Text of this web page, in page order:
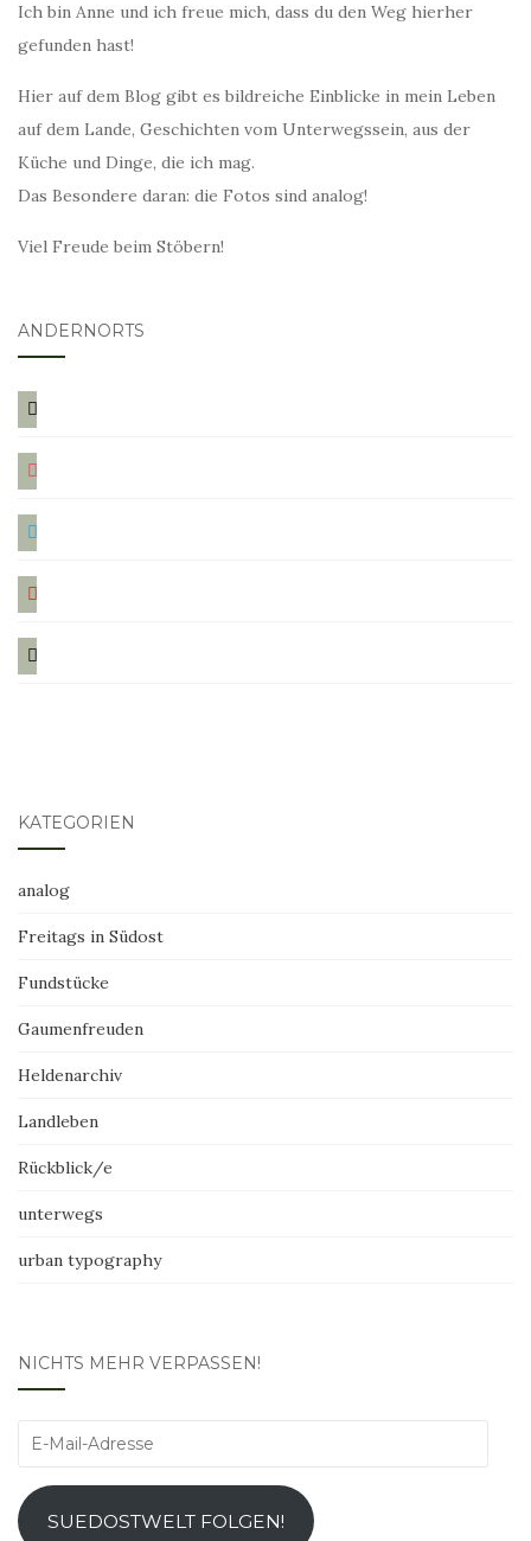
Ich bin Anne und ich freue mich, dass du den Weg hierher
gefunden hast!
Hier auf dem Blog gibt es bildreiche Einblicke in mein Leben
auf dem Lande, Geschichten vom Unterwegssein, aus der
Küche und Dinge, die ich mag.
Das Besondere daran: die Fotos sind analog!
Viel Freude beim Stöbern!
ANDERNORTS
bloglovin
instagram
twitter
pinterest
mail
KATEGORIEN
analog
Freitags in Südost
Fundstücke
Gaumenfreuden
Heldenarchiv
Landleben
Rückblick/e
unterwegs
urban typography
NICHTS MEHR VERPASSEN!
E-
Adresse
SUEDOSTWELT FOLGEN!